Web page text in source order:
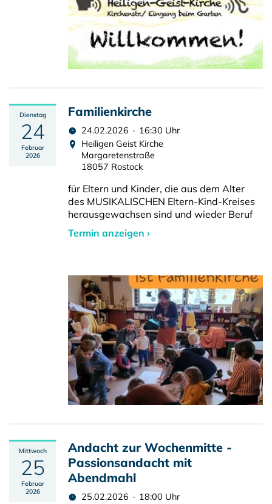
Dienstag
24
Februar
2026
Familienkirche
24.02.2026 · 16:30 Uhr
Heiligen Geist Kirche
Margaretenstraße
18057 Rostock
für Eltern und Kinder, die aus dem Alter
des MUSIKALISCHEN Eltern-Kind-Kreises
herausgewachsen sind und wieder Beruf
Termin anzeigen ›
Mittwoch
25
Februar
2026
Andacht zur Wochenmitte -
Passionsandacht mit
Abendmahl
25.02.2026 · 18:00 Uhr